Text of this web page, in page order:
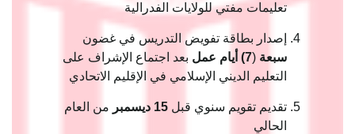
تعليمات مفتي للولايات الفدرالية
إصدار بطاقة تفويض التدريس في غضون
سبعة (7) أيام عمل
بعد اجتماع الإشراف على
التعليم الديني الإسلامي في الإقليم الاتحادي
تقديم تقويم سنوي قبل 15 ديسمبر
من العام
الحالي